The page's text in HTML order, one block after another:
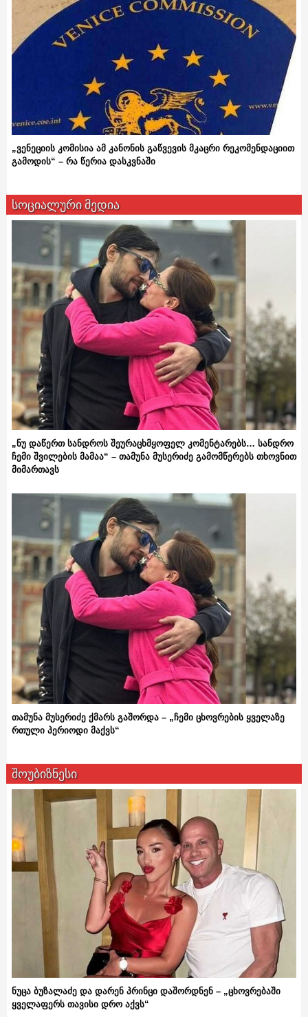
„ვენეციის კომისია ამ კანონის გაწვევის მკაცრი რეკომენდაციით
გამოდის“ – რა წერია დასკვნაში
სოციალური მედია
„ნუ დაწერთ სანდროს შეურაცხმყოფელ კომენტარებს… სანდრო
ჩემი შვილების მამაა“ – თამუნა მუსერიძე გამომწერებს თხოვნით
მიმართავს
თამუნა მუსერიძე ქმარს გაშორდა – „ჩემი ცხოვრების ყველაზე
რთული პერიოდი მაქვს“
შოუბიზნესი
ნუცა ბუზალაძე და დარენ პრინცი დაშორდნენ – „ცხოვრებაში
ყველაფერს თავისი დრო აქვს“